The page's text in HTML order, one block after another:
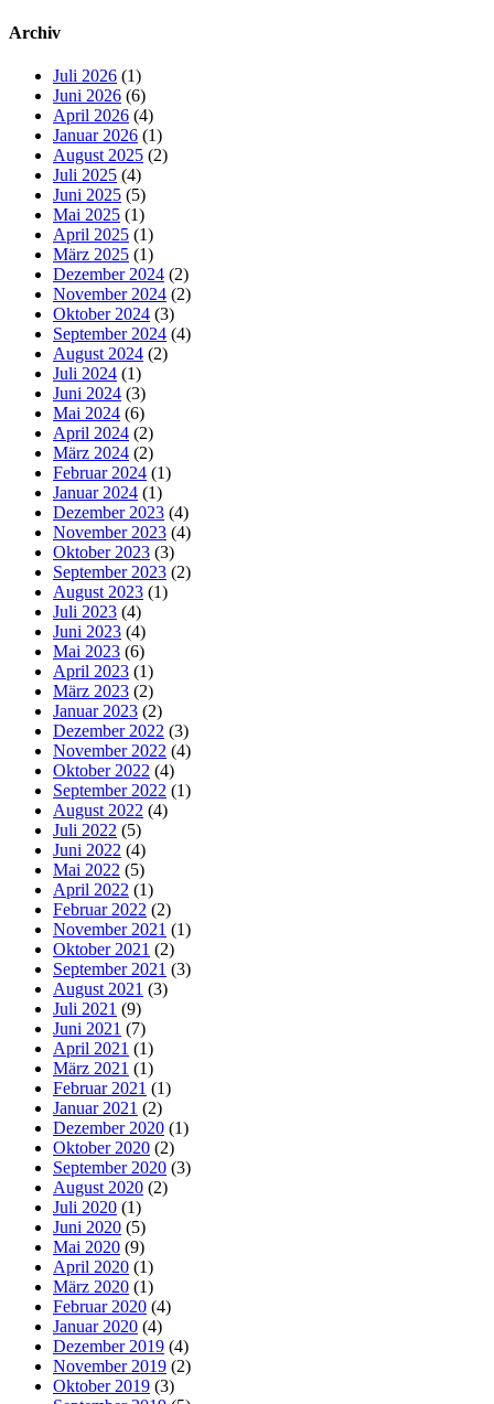
Archiv
Juli 2026 (1)
Juni 2026 (6)
April 2026 (4)
Januar 2026 (1)
August 2025 (2)
Juli 2025 (4)
Juni 2025 (5)
Mai 2025 (1)
April 2025 (1)
März 2025 (1)
Dezember 2024 (2)
November 2024 (2)
Oktober 2024 (3)
September 2024 (4)
August 2024 (2)
Juli 2024 (1)
Juni 2024 (3)
Mai 2024 (6)
April 2024 (2)
März 2024 (2)
Februar 2024 (1)
Januar 2024 (1)
Dezember 2023 (4)
November 2023 (4)
Oktober 2023 (3)
September 2023 (2)
August 2023 (1)
Juli 2023 (4)
Juni 2023 (4)
Mai 2023 (6)
April 2023 (1)
März 2023 (2)
Januar 2023 (2)
Dezember 2022 (3)
November 2022 (4)
Oktober 2022 (4)
September 2022 (1)
August 2022 (4)
Juli 2022 (5)
Juni 2022 (4)
Mai 2022 (5)
April 2022 (1)
Februar 2022 (2)
November 2021 (1)
Oktober 2021 (2)
September 2021 (3)
August 2021 (3)
Juli 2021 (9)
Juni 2021 (7)
April 2021 (1)
März 2021 (1)
Februar 2021 (1)
Januar 2021 (2)
Dezember 2020 (1)
Oktober 2020 (2)
September 2020 (3)
August 2020 (2)
Juli 2020 (1)
Juni 2020 (5)
Mai 2020 (9)
April 2020 (1)
März 2020 (1)
Februar 2020 (4)
Januar 2020 (4)
Dezember 2019 (4)
November 2019 (2)
Oktober 2019 (3)